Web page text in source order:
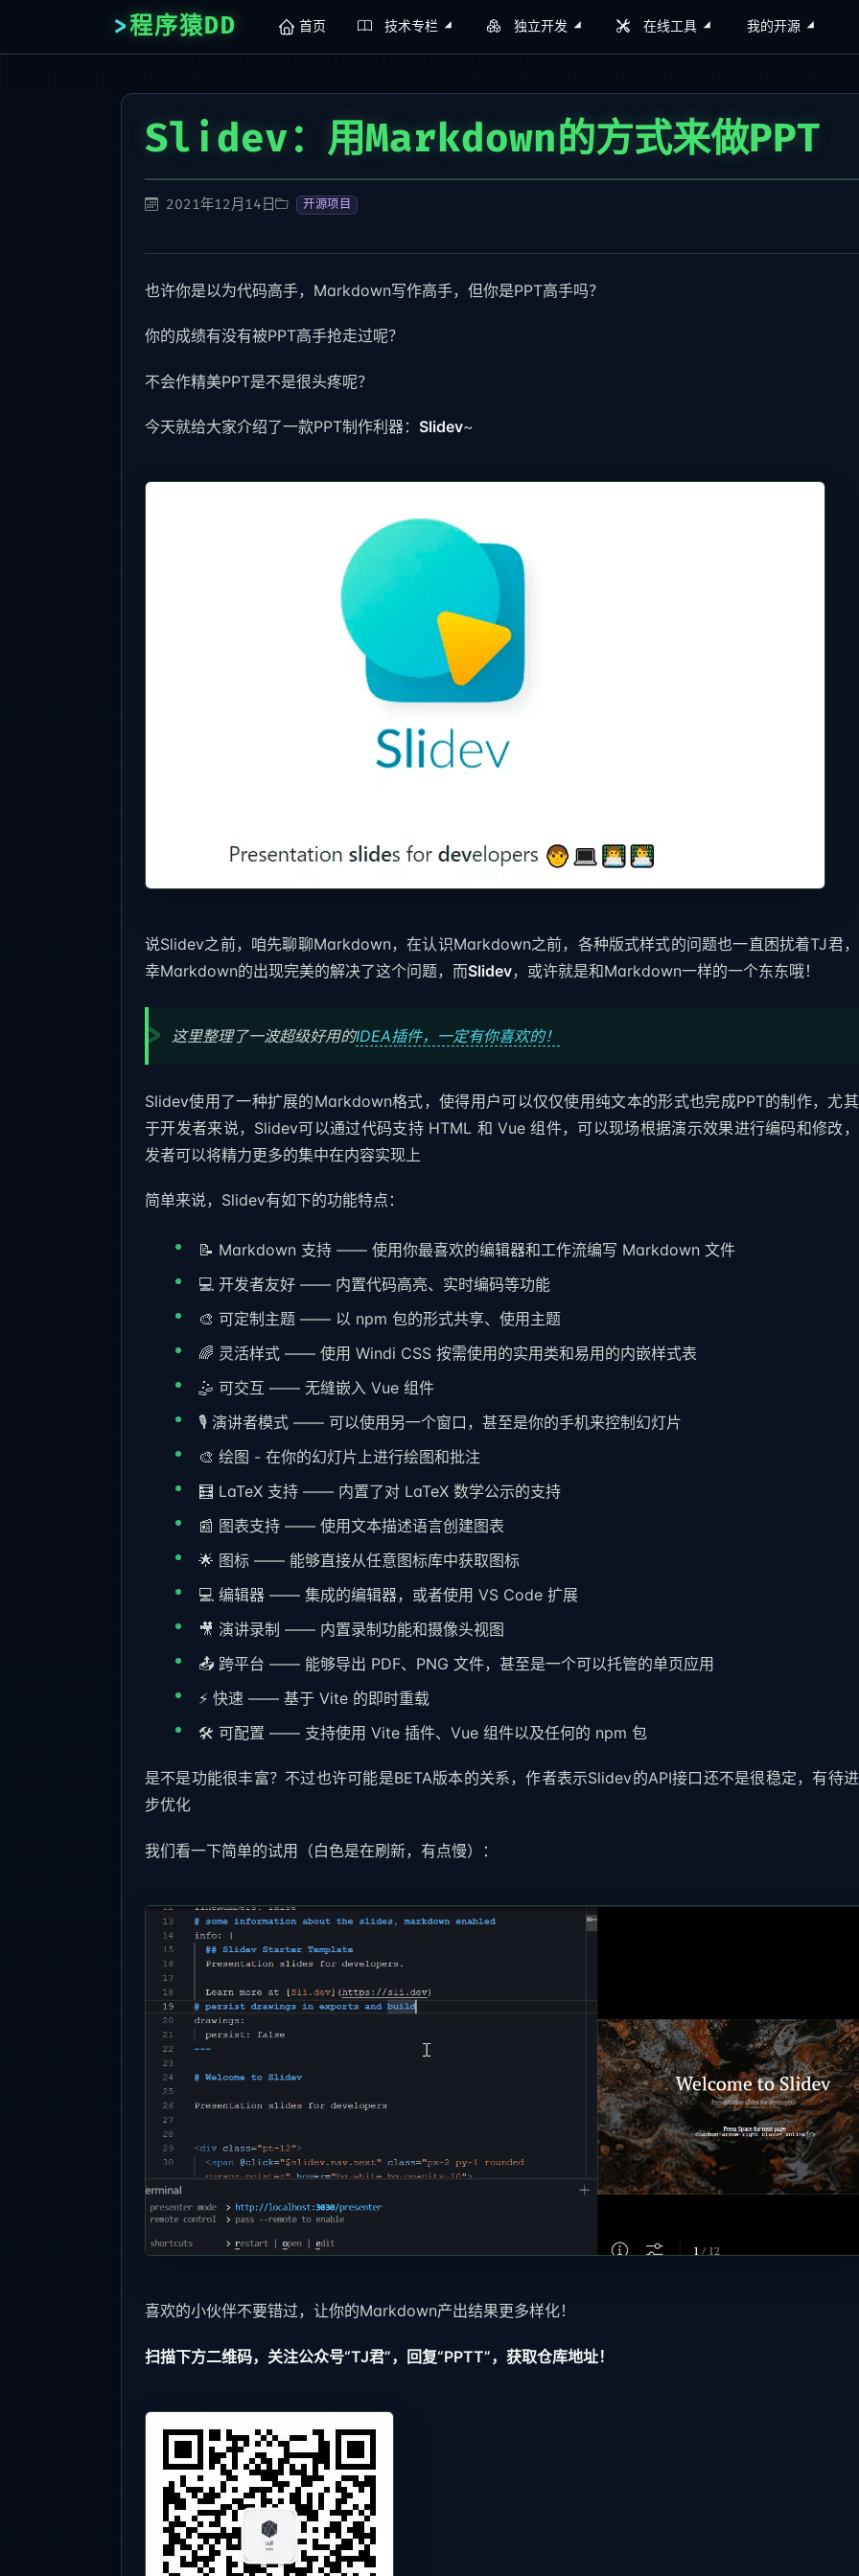
程序猿DD 首页 技术专栏 独立开发 在线工具 我的开源
Slidev：用Markdown的方式来做PPT
2021年12月14日 开源项目
也许你是以为代码高手，Markdown写作高手，但你是PPT高手吗？
你的成绩有没有被PPT高手抢走过呢？
不会作精美PPT是不是很头疼呢？
今天就给大家介绍了一款PPT制作利器： Slidev~
说Slidev之前，咱先聊聊Markdown，在认识Markdown之前，各种版式样式的问题也一直困扰着TJ君
幸Markdown的出现完美的解决了这个问题，而Slidev，或许就是和Markdown一样的一个东东哦！
这里整理了一波超级好用的IDEA插件，一定有你喜欢的！
Slidev使用了一种扩展的Markdown格式，使得用户可以仅仅使用纯文本的形式也完成PPT的制作，尤
于开发者来说，Slidev可以通过代码支持 HTML 和 Vue 组件，可以现场根据演示效果进行编码和修改
发者可以将精力更多的集中在内容实现上
简单来说，Slidev有如下的功能特点：
📝 Markdown 支持 —— 使用你最喜欢的编辑器和工作流编写 Markdown 文件
💻 开发者友好 —— 内置代码高亮、实时编码等功能
🎨 可定制主题 —— 以 npm 包的形式共享、使用主题
🌈 灵活样式 —— 使用 Windi CSS 按需使用的实用类和易用的内嵌样式表
🤹 可交互 —— 无缝嵌入 Vue 组件
🎙 演讲者模式 —— 可以使用另一个窗口，甚至是你的手机来控制幻灯片
🎨 绘图 - 在你的幻灯片上进行绘图和批注
🧮 LaTeX 支持 —— 内置了对 LaTeX 数学公示的支持
📰 图表支持 —— 使用文本描述语言创建图表
🌟 图标 —— 能够直接从任意图标库中获取图标
💻 编辑器 —— 集成的编辑器，或者使用 VS Code 扩展
🎥 演讲录制 —— 内置录制功能和摄像头视图
📤 跨平台 —— 能够导出 PDF、PNG 文件，甚至是一个可以托管的单页应用
⚡️ 快速 —— 基于 Vite 的即时重载
🛠 可配置 —— 支持使用 Vite 插件、Vue 组件以及任何的 npm 包
是不是功能很丰富？不过也许可能是BETA版本的关系，作者表示Slidev的API接口还不是很稳定，有待
步优化
我们看一下简单的试用（白色是在刷新，有点慢）：
喜欢的小伙伴不要错过，让你的Markdown产出结果更多样化！
扫描下方二维码，关注公众号“TJ君”，回复“PPTT”，获取仓库地址！